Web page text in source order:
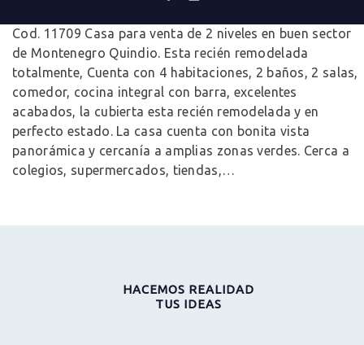
Cod. 11709 Casa para venta de 2 niveles en buen sector
de Montenegro Quindio. Esta recién remodelada
totalmente, Cuenta con 4 habitaciones, 2 baños, 2 salas,
comedor, cocina integral con barra, excelentes
acabados, la cubierta esta recién remodelada y en
perfecto estado. La casa cuenta con bonita vista
panorámica y cercanía a amplias zonas verdes. Cerca a
colegios, supermercados, tiendas,…
HACEMOS REALIDAD
TUS IDEAS